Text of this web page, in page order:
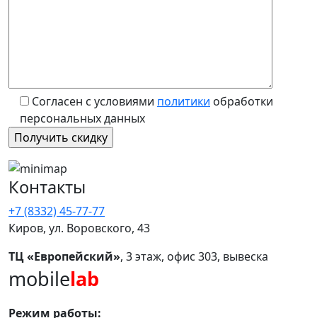
Согласен с условиями политики обработки
персональных данных
Контакты
+7 (8332) 45-77-77
Киров, ул. Воровского, 43
ТЦ «Европейский», 3 этаж, офис 303, вывеска
mobilelab
Режим работы: